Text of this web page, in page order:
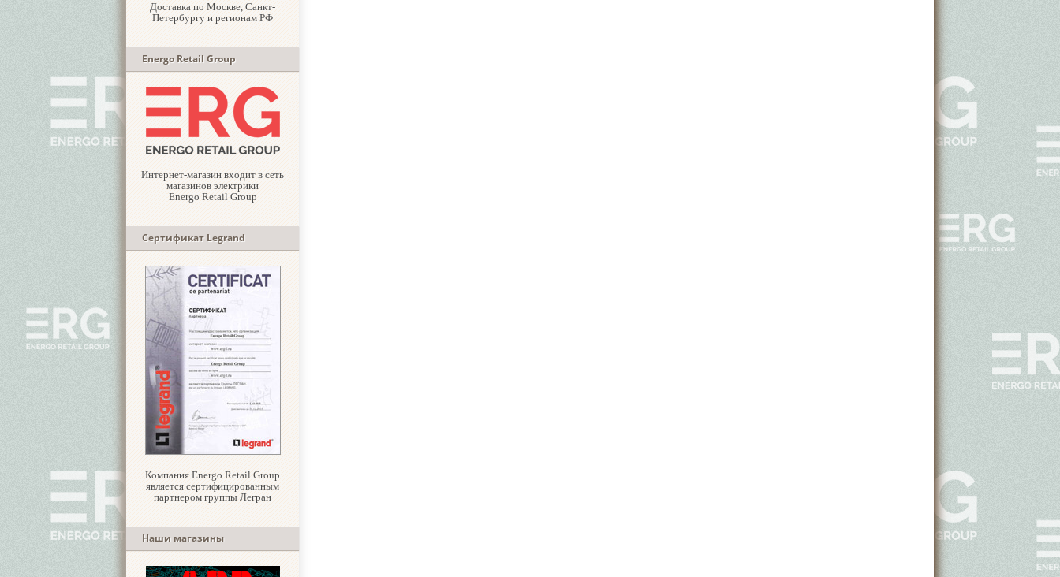
Доставка по Москве, Санкт-
Петербургу и регионам РФ
Energo Retail Group
Интернет-магазин входит в сеть
магазинов электрики
Energo Retail Group
Сертификат Legrand
Компания Energo Retail Group
является сертифицированным
партнером группы Легран
Наши магазины